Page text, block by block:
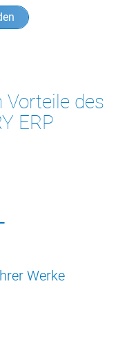
Vorteile des
ERP
Werke